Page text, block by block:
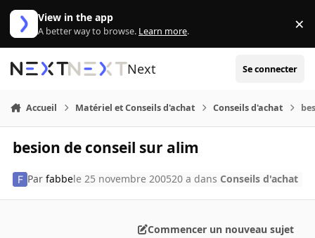
Aller au contenu
View in the app
A better way to browse. Learn more. ×
Next Se connecter
Accueil Matériel et Conseils d'achat Conseils d'achat
besion de conseil sur alim
Parfabbele 25 novembre 200520 a dans Conseils d'achat
Commencer un nouveau sujet